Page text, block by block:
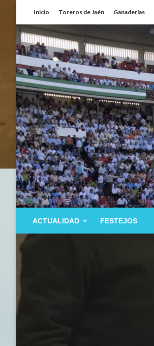
contenido
Inicio Toreros de Jaén Ganaderías
ACTUALIDAD FESTEJOS